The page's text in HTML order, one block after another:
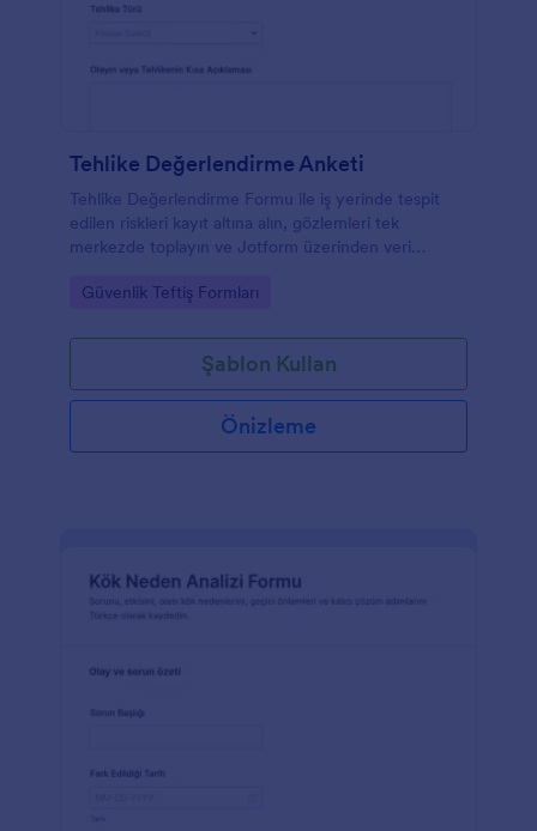
Tehlike Değerlendirme Anketi
Tehlike Değerlendirme Formu ile iş yerinde tespit
edilen riskleri kayıt altına alın, gözlemleri tek
merkezde toplayın ve Jotform üzerinden veri
Go to Category:
Güvenlik Teftiş Formları
Şablon Kullan
Önizleme